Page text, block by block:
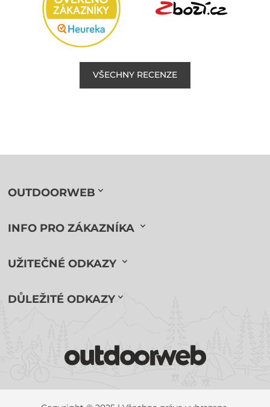
VŠECHNY RECENZE
OUTDOORWEB
INFO PRO ZÁKAZNÍKA
UŽITEČNÉ ODKAZY
DŮLEŽITÉ ODKAZY